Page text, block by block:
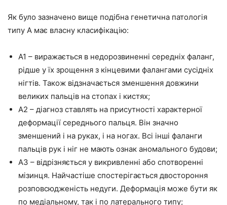
Як було зазначено вище подібна генетична патологія
типу А має власну класифікацію:
А1 – виражається в недорозвиненні середніх фаланг,
рідше у їх зрощення з кінцевими фалангами сусідніх
нігтів. Також відзначається зменшення довжини
великих пальців на стопах і кистях;
А2 – діагноз ставлять на присутності характерної
деформації середнього пальця. Він значно
зменшений і на руках, і на ногах. Всі інші фаланги
пальців рук і ніг не мають ознак аномального будови;
А3 – відрізняється у викривленні або спотворенні
мізинця. Найчастіше спостерігається двостороння
розповсюдженість недуги. Деформація може бути як
по медіальному, так і по латерального типу;